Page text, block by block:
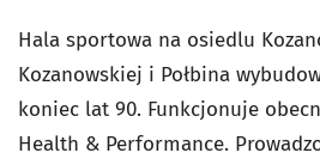
Hala sportowa na osiedlu
Kozanowskiej i Połbina
koniec lat 90. Funkcjonuje
Health & Performance.